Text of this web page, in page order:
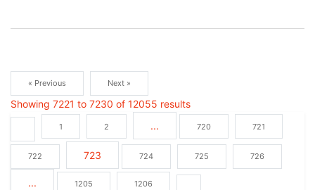
« Previous Next »
Showing 7221 to 7230 of 12055 results
1 2 ... 720 721
722 723 724 725 726
... 1205 1206